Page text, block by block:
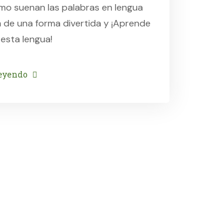
suenan las palabras en lengua
una forma divertida y ¡Aprende
lengua!